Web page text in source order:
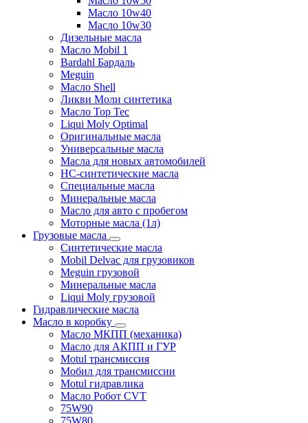
Масло 10w40
Масло 10w30
Дизельные масла
Масло Mobil 1
Bardahl Бардаль
Meguin
Масло Shell
Ликви Моли синтетика
Масло Top Tec
Liqui Moly Optimal
Оригинальные масла
Универсальные масла
Масла для новых автомобилей
HC-синтетические масла
Специальные масла
Минеральные масла
Масло для авто с пробегом
Моторные масла (1л)
Грузовые масла
Синтетические масла
Mobil Delvac для грузовиков
Meguin грузовой
Минеральные масла
Liqui Moly грузовой
Гидравлические масла
Масло в коробку
Масло МКПП (механика)
Масло для АКПП и ГУР
Motul трансмиссия
Мобил для трансмиссии
Motul гидравлика
Масло Робот CVT
75W90
75W80